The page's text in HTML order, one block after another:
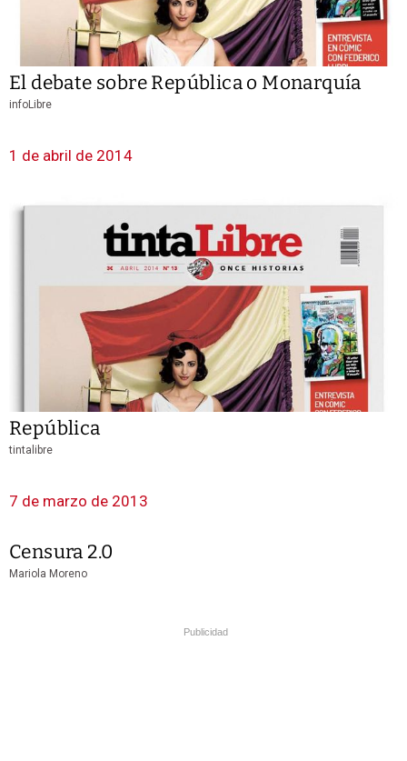
El debate sobre República o Monarquía
infoLibre
1 de abril de 2014
República
tintalibre
7 de marzo de 2013
Censura 2.0
Mariola Moreno
Publicidad